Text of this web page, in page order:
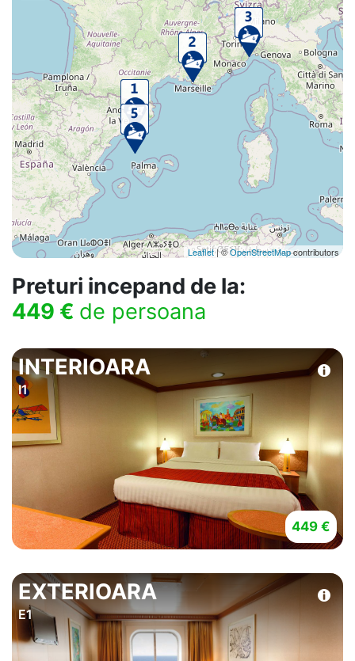
Leaflet| ©OpenStreetMapcontributors
Preturi incepand de la:
449 € de persoana
INTERIOARA
I1
449 €
EXTERIOARA
E1